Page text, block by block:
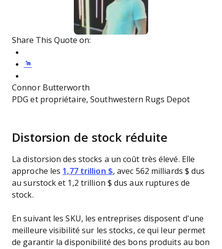
Share This Quote on:
Connor Butterworth
PDG et propriétaire, Southwestern Rugs Depot
Distorsion de stock réduite
La distorsion des stocks a un coût très élevé. Elle
approche les 1,77 trillion $, avec 562 milliards $ dus
au surstock et 1,2 trillion $ dus aux ruptures de
stock.
En suivant les SKU, les entreprises disposent d'une
meilleure visibilité sur les stocks, ce qui leur permet
de garantir la disponibilité des bons produits au bon